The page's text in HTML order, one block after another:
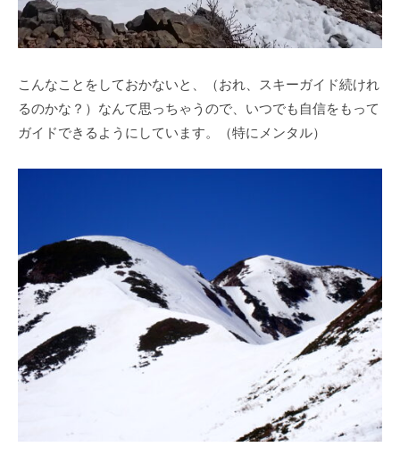
こんなことをしておかないと、（おれ、スキーガイド続けれ
るのかな？）なんて思っちゃうので、いつでも自信をもって
ガイドできるようにしています。（特にメンタル）